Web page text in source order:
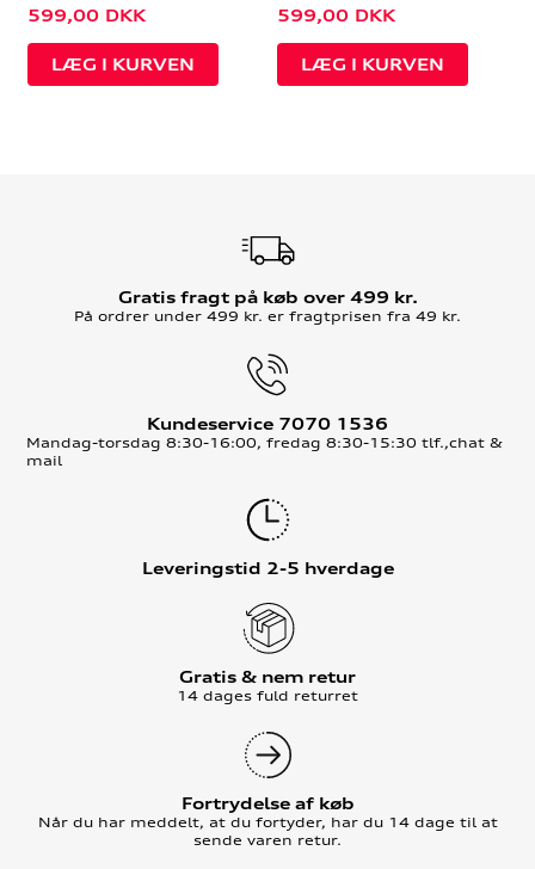
599,00 DKK 599,00 DKK
Gratis fragt på køb over 499 kr.
På ordrer under 499 kr. er fragtprisen fra 49 kr.
Kundeservice 7070 1536
Mandag-torsdag 8:30-16:00, fredag 8:30-15:30 tlf.,chat &
mail
Leveringstid 2-5 hverdage
Gratis & nem retur
14 dages fuld returret
Fortrydelse af køb
Når du har meddelt, at du fortyder, har du 14 dage til at
sende varen retur.